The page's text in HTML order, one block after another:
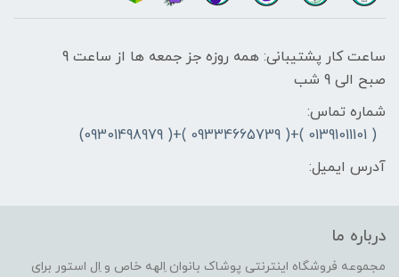
ساعت کار پشتیبانی: همه روزه جز جمعه ها از ساعت 9
صبح الی 9 شب
شماره تماس:
( 01391011101 )+( 09334665739 )+( 09301498979)
آدرس ایمیل:
درباره ما
مجموعه فروشگاه اینترنتی پوشاک بانوان اِلهه خاص و اِل استور برای